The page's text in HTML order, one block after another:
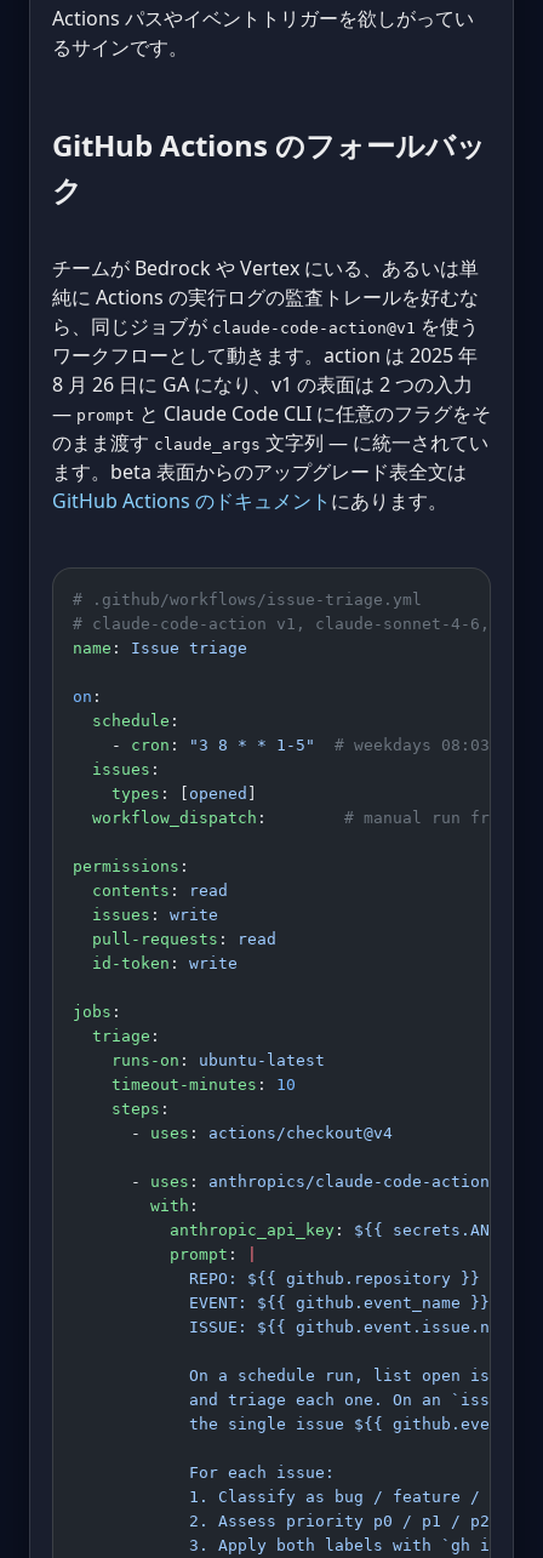
Actions パスやイベントトリガーを欲しがってい
るサインです。
GitHub Actions のフォールバッ
ク
チームが Bedrock や Vertex にいる、あるいは単
純に Actions の実行ログの監査トレールを好むな
ら、同じジョブが claude-code-action@v1 を使う
ワークフローとして動きます。action は 2025 年
8 月 26 日に GA になり、v1 の表面は 2 つの入力
— prompt と Claude Code CLI に任意のフラグをそ
のまま渡す claude_args 文字列 — に統一されてい
ます。beta 表面からのアップグレード表全文は
GitHub Actions のドキュメント にあります。
# .github/workflows/issue-triage.yml
# claude-code-action v1, claude-sonnet-4-6,
name : Issue triage
on :
  schedule
:
    -
cron : "3 8 * * 1-5"
# weekdays 08:03
  issues
:
    types
: [ opened
  workflow_dispatch
: # manual run from
permissions :
  contents
:
read
  issues
: write
  pull-requests
:
read
  id-token
: write
jobs :
  triage
:
    runs-on
: ubuntu-latest
    timeout-minutes
: 10
    steps
:
      -
uses : actions/checkout@v4
      -
uses : anthropics/claude-code-action@v1
        with
:
          anthropic_api_key
: ${{
          prompt
:
            REPO: ${{ github.repository }}
            EVENT: ${{ github.event_name }}
ISSUE: ${{ github.event.issue.number
On a schedule run, list open issues
and triage each one. On an
the single issue ${{
            For each issue:
1. Classify as bug / feature / docs
2. Assess priority p0 / p1 / p2 /
3. Apply both labels with `gh issue